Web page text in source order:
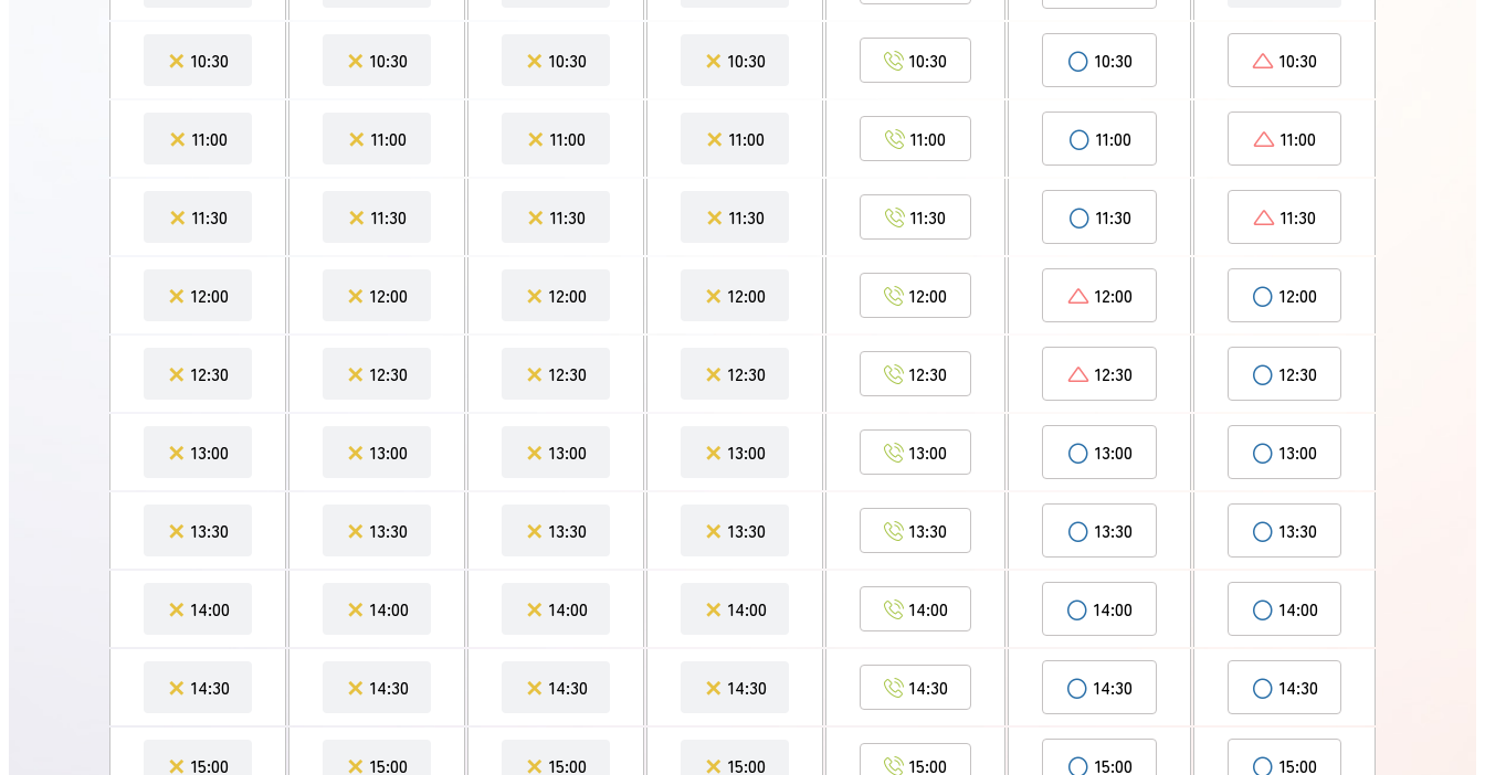
✕ 10:30 ✕ 10:30 ✕ 10:30 ✕ 10:30 10:30 ○ 10:30 △ 10:30
✕ 11:00 ✕ 11:00 ✕ 11:00 ✕ 11:00 11:00 ○ 11:00 △ 11:00
✕ 11:30 ✕ 11:30 ✕ 11:30 ✕ 11:30 11:30 ○ 11:30 △ 11:30
✕ 12:00 ✕ 12:00 ✕ 12:00 ✕ 12:00 12:00 △ 12:00 ○ 12:00
✕ 12:30 ✕ 12:30 ✕ 12:30 ✕ 12:30 12:30 △ 12:30 ○ 12:30
✕ 13:00 ✕ 13:00 ✕ 13:00 ✕ 13:00 13:00 ○ 13:00 ○ 13:00
✕ 13:30 ✕ 13:30 ✕ 13:30 ✕ 13:30 13:30 ○ 13:30 ○ 13:30
✕ 14:00 ✕ 14:00 ✕ 14:00 ✕ 14:00 14:00 ○ 14:00 ○ 14:00
✕ 14:30 ✕ 14:30 ✕ 14:30 ✕ 14:30 14:30 ○ 14:30 ○ 14:30
✕ 15:00 ✕ 15:00 ✕ 15:00 ✕ 15:00 15:00 ○ 15:00 ○ 15:00